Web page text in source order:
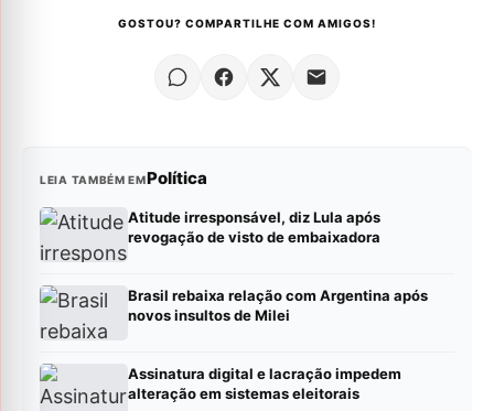
GOSTOU? COMPARTILHE COM AMIGOS!
LEIA TAMBÉM EMPolítica
Atitude irresponsável, diz Lula após
revogação de visto de embaixadora
Brasil rebaixa relação com Argentina após
novos insultos de Milei
Assinatura digital e lacração impedem
alteração em sistemas eleitorais